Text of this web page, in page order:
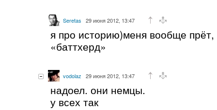
Seretas 29 июня 2012, 13:47
я про историю)меня вообще прёт,
«баттхерд»
vodolaz 29 июня 2012, 13:47
надоел. они немцы.
у всех так